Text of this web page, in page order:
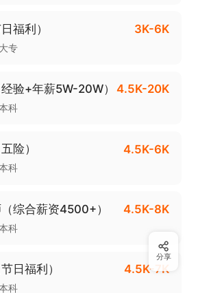
福利） 3K-6K
大专
验+年薪5W-20W） 4.5K-20K
科
险） 4.5K-6K
科
综合薪资4500+） 4.5K-8K
科
日福利） 4.5K-7K
科
分享